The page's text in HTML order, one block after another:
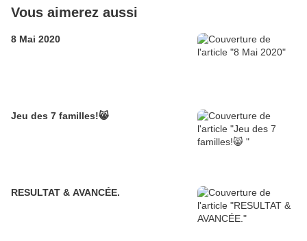
Vous aimerez aussi
8 Mai 2020
Jeu des 7 familles!😸
RESULTAT & AVANCÉE.